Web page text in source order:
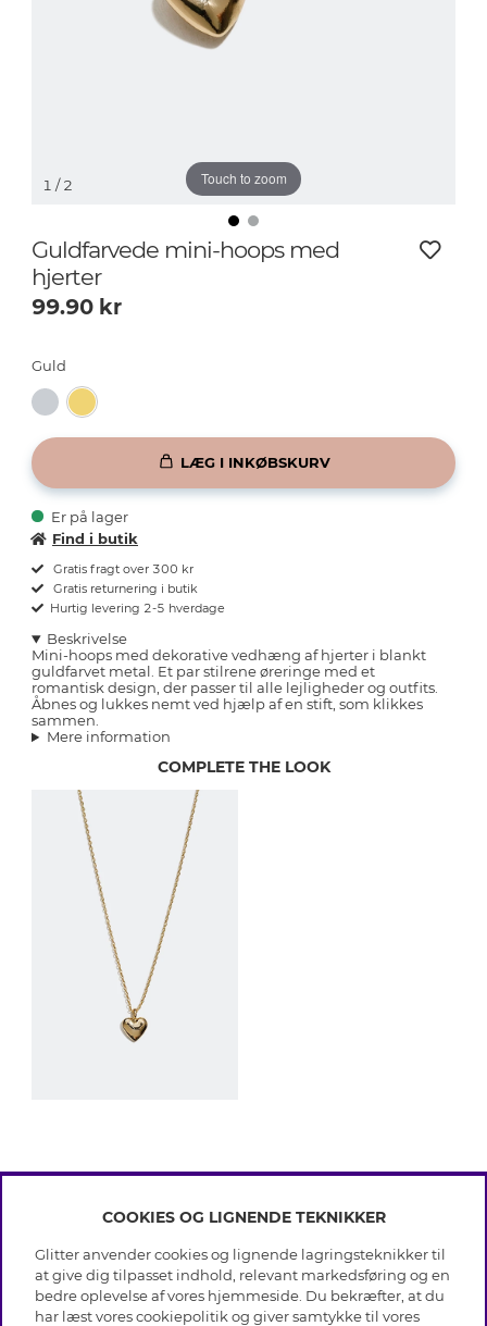
Touch to zoom
1 / 2
Guldfarvede mini-hoops med
hjerter
99.90 kr
Guld
LÆG I INKØBSKURV
Er på lager
Find i butik
Gratis fragt over 300 kr
Gratis returnering i butik
Hurtig levering 2-5 hverdage
Beskrivelse
Mini-hoops med dekorative vedhæng af hjerter i blankt
guldfarvet metal. Et par stilrene øreringe med et
romantisk design, der passer til alle lejligheder og outfits.
Åbnes og lukkes nemt ved hjælp af en stift, som klikkes
sammen.
Mere information
COMPLETE THE LOOK
INFO
Betingelser
Databeskyttelsespolitik
Cookies
OM GLITTER
Black Friday
COOKIES OG LIGNENDE TEKNIKKER
Glitter anvender cookies og lignende lagringsteknikker til
at give dig tilpasset indhold, relevant markedsføring og en
bedre oplevelse af vores hjemmeside. Du bekræfter, at du
har læst vores cookiepolitik og giver samtykke til vores